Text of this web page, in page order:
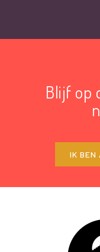
Blijf op
IK BEN